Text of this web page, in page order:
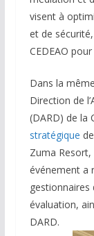
visent à
et de
CEDEAO
Dans la
Direction de
(DARD) de la
stratégique
Zuma Resort,
événement a
gestionnaires
évaluation,
DARD.